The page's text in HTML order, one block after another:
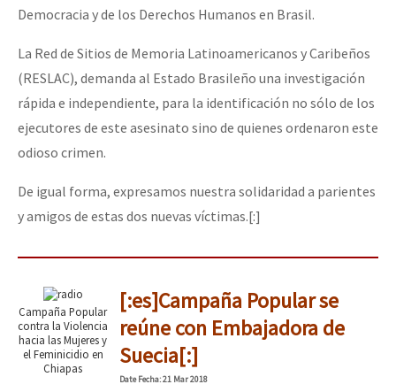
Democracia y de los Derechos Humanos en Brasil.
La Red de Sitios de Memoria Latinoamericanos y Caribeños
(RESLAC), demanda al Estado Brasileño una investigación
rápida e independiente, para la identificación no sólo de los
ejecutores de este asesinato sino de quienes ordenaron este
odioso crimen.
De igual forma, expresamos nuestra solidaridad a parientes
y amigos de estas dos nuevas víctimas.[:]
Campaña Popular
contra la Violencia
hacia las Mujeres y
el Feminicidio en
Chiapas
[:es]Campaña Popular se
reúne con Embajadora de
Suecia[:]
DateFecha: 21 Mar 2018